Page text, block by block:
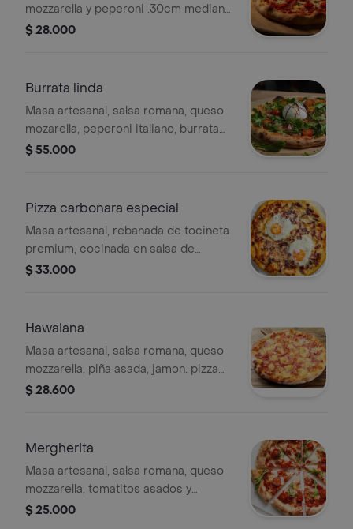
mozzarella y peperoni .30cm mediana
6 porciones
$ 28.000
Burrata linda
Masa artesanal, salsa romana, queso
mozarella, peperoni italiano, burrata
de la casa, albahaca. 30cm pizza de 6
$ 55.000
Pizza carbonara especial
Masa artesanal, rebanada de tocineta
premium, cocinada en salsa de
quesos fundidos y gratinada.30cm 6
$ 33.000
Hawaiana
Masa artesanal, salsa romana, queso
mozzarella, piña asada, jamon. pizza
mediana 6 porciones
$ 28.600
Mergherita
Masa artesanal, salsa romana, queso
mozzarella, tomatitos asados y
albahacas. 6 porciones.
$ 25.000